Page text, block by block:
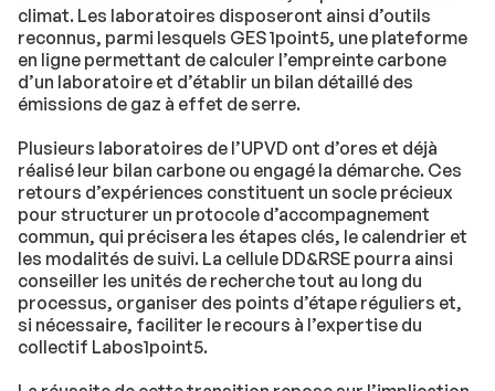
climat. Les laboratoires disposeront ainsi d’outils
reconnus, parmi lesquels GES 1point5, une plateforme
en ligne permettant de calculer l’empreinte carbone
d’un laboratoire et d’établir un bilan détaillé des
émissions de gaz à effet de serre.
Plusieurs laboratoires de l’UPVD ont d’ores et déjà
réalisé leur bilan carbone ou engagé la démarche. Ces
retours d’expériences constituent un socle précieux
pour structurer un protocole d’accompagnement
commun, qui précisera les étapes clés, le calendrier et
les modalités de suivi. La cellule DD&RSE pourra ainsi
conseiller les unités de recherche tout au long du
processus, organiser des points d’étape réguliers et,
si nécessaire, faciliter le recours à l’expertise du
collectif Labos1point5.